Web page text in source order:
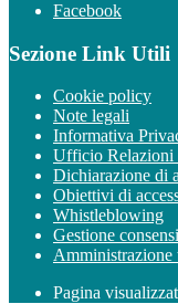
Facebook
Sezione Link Utili
Cookie policy
Note legali
Informativa
Ufficio Relazioni
Dichiarazione di
Obiettivi di
Whistleblowing
Gestione
Amministrazione
Pagina